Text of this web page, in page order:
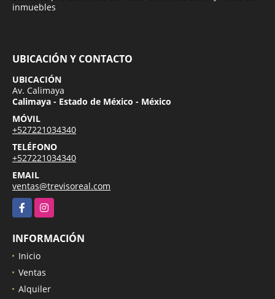
inmuebles
UBICACIÓN Y CONTACTO
UBICACIÓN
Av. Calimaya
Calimaya - Estado de México - México
MÓVIL
+527221034340
TELÉFONO
+527221034340
EMAIL
ventas@trevisoreal.com
FacebookInstagram
INFORMACIÓN
Inicio
Ventas
Alquiler